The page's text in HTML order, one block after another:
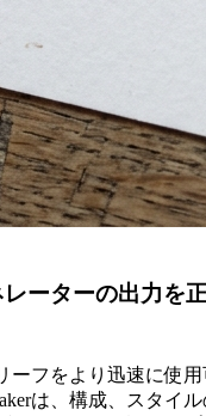
ーターの出力を
ーフをより迅速に使
は、構成、スタイ